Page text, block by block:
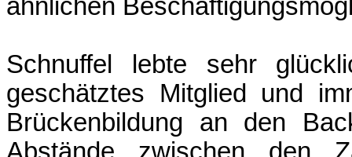
ähnlichen
Schnuffel lebte sehr
geschätztes Mitglied und
Brückenbildung an den